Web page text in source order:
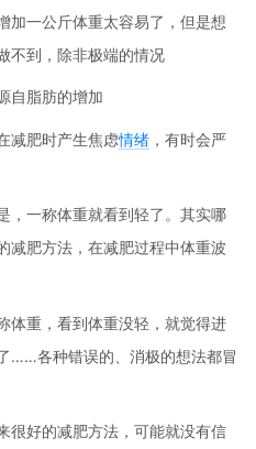
加一公斤体重太容易了，但是想
不到，除非极端的情况
自脂肪的增加
减肥时产生焦虑情绪 ，有时会严
，一称体重就看到轻了。其实哪
减肥方法，在减肥过程中体重波
体重，看到体重没轻，就觉得进
……各种错误的、消极的想法都冒
很好的减肥方法，可能就没有信